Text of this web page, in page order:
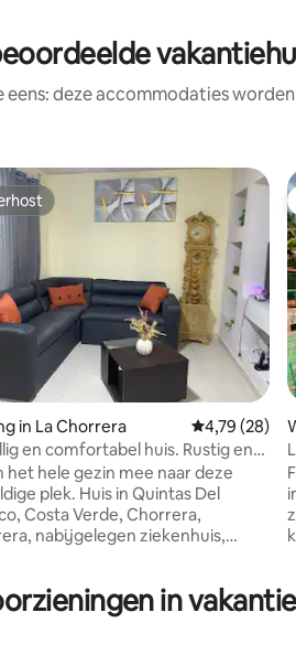
eens: deze accommodaties
van 4,57 uit 5, 7 recensies
in La Chorrera Gemiddelde
4,79 (28)
en comfortabel huis. Rustig en
het hele gezin mee naar deze
Huis in Quintas Del
Costa Verde, Chorrera,
nabijgelegen ziekenhuis,
eetkamer en woonkamer. 20
van winkelcentrum Westland,
in